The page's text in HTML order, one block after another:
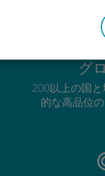
グ
200以上の国
的な高品位